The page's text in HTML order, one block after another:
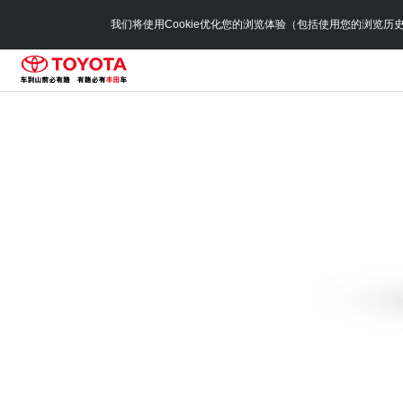
我们将使用Cookie优化您的浏览体验（包括使用您的浏览历